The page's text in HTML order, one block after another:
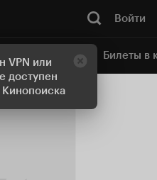
VPN или
доступен
Кинопоиска
Войти
кинотеатр Билеты в